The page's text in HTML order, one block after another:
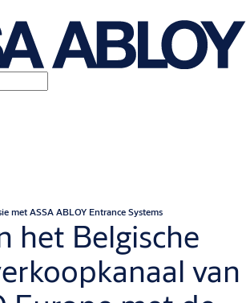
met ASSA ABLOY Entrance Systems
het Belgische
van